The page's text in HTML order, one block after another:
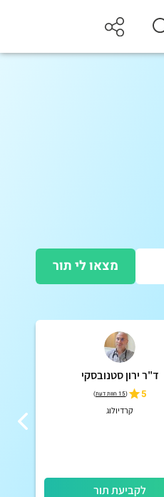
מצאו לי תור
ד"ר ירון סטנובסקי
5
(15 חוות דעת )
קרדיולוג
לקביעת תור